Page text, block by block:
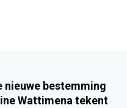
nieuwe bestemming
Wattimena tekent